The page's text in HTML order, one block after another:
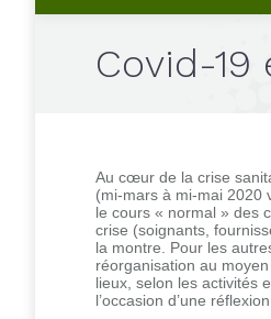
Covid-19
Au cœur de la crise
(mi-mars à mi-mai 2020
le cours « normal » des
crise (soignants,
la montre. Pour les
réorganisation au
lieux, selon les activités
l’occasion d’une